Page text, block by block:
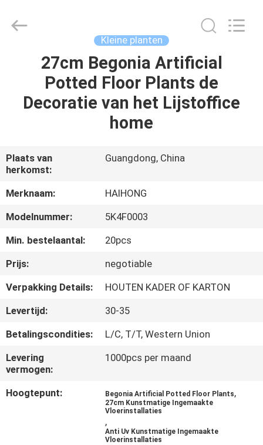
THUIS
PRODUCTEN
OVER
ONS
FABRIEKSTOCHT
KWALITEITSCONTROLE
NEEM
CONTACT
ONS
OP
Factory.
Kleine planten
27cm Begonia Artificial
Potted Floor Plants de
Decoratie van het Lijstoffice
home
Plaats van
herkomst:
Guangdong, China
Merknaam:
HAIHONG
Modelnummer:
5K4F0003
Min. bestelaantal:
20pcs
Prijs:
negotiable
Verpakking Details:
HOUTEN KADER OF KARTON
Levertijd:
30-35
Betalingscondities:
L/C, T/T, Western Union
Levering
vermogen:
1000pcs per maand
Hoogtepunt: Begonia Artificial Potted Floor Plants,
27cm Kunstmatige Ingemaakte
Vloerinstallaties
,
Anti Uv Kunstmatige Ingemaakte
Vloerinstallaties